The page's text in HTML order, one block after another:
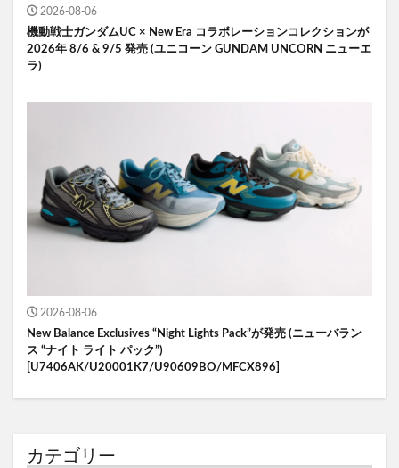
2026-08-06
機動戦士ガンダムUC × New Era コラボレーションコレクションが
2026年 8/6 & 9/5 発売 (ユニコーン GUNDAM UNCORN ニューエ
ラ)
2026-08-06
New Balance Exclusives “Night Lights Pack”が発売 (ニューバラン
ス “ナイト ライト パック”)
[U7406AK/U20001K7/U90609BO/MFCX896]
カテゴリー